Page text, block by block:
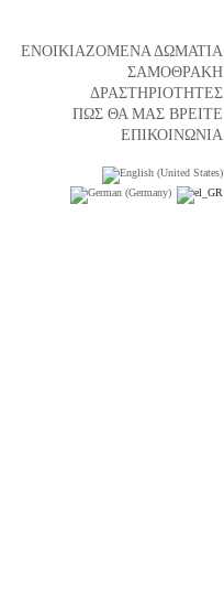
ΕΝΟΙΚΙΑΖΟΜΕΝΑ ΔΩΜΑΤΙΑ
ΣΑΜΟΘΡΑΚΗ
ΔΡΑΣΤΗΡΙΟΤΗΤΕΣ
ΠΩΣ ΘΑ ΜΑΣ ΒΡΕΙΤΕ
ΕΠΙΚΟΙΝΩΝΙΑ